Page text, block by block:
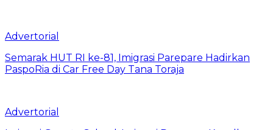
Advertorial
Semarak HUT RI ke-81, Imigrasi Parepare Hadirkan
PaspoRia di Car Free Day Tana Toraja
Advertorial